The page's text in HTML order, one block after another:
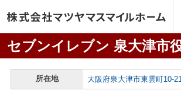
セブンイレブン 泉大津市
所在地 大阪府泉大津市東雲町10-